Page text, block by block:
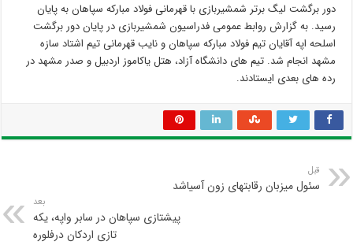
دور برگشت لیگ برتر شمشیربازی با قهرمانی فولاد مبارکه سپاهان به پایان
رسید. به گزارش روابط عمومی فدراسیون شمشیربازی در پایان دور برگشت
اسلحه اپه آقایان تیم فولاد مبارکه سپاهان و نایب قهرمانی تیم اشتاد سازه
مشهد انجام شد. تیم های دانشگاه آزاد، هتل یاکاموز اردبیل و صدر مشهد در
رده های بعدی ایستادند.
قبل
سئول میزبان رقابتهای زون آسیاشد
بعد
پیشتازی سپاهان در سابر واپه، یکه
تازی اردکان درفلوره